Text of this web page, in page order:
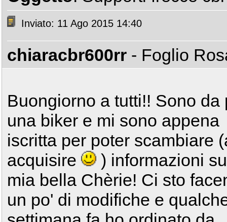
Inviato: 11 Ago 2015 14:40
chiaracbr600rr - Foglio
Buongiorno a tutti!! Sono da
una biker e mi sono appena
iscritta per poter scambiare
acquisire
) informazioni
mia bella Chèrie! Ci sto
un po' di modifiche e